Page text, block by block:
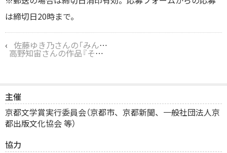
は締切日20時まで。
‹ 佐藤ゆき乃さんの「みんなのミシマガジン」での連載が更新されました！
高野知宙さんの作品『その糸を文字と成し』が第15回日本歴史時代作家協会賞新人賞の候補に！
主催
京都文学賞実行委員会（京都市、京都新聞、一般社団法人京
都出版文化協会 等）
協力